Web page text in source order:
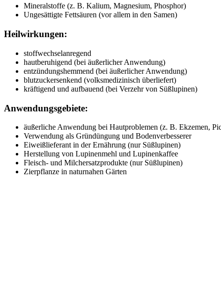
Mineralstoffe (z. B. Kalium, Magnesium, Phosphor)
Ungesättigte Fettsäuren (vor allem in den Samen)
Heilwirkungen:
stoffwechselanregend
hautberuhigend (bei äußerlicher Anwendung)
entzündungshemmend (bei äußerlicher Anwendung)
blutzuckersenkend (volksmedizinisch überliefert)
kräftigend und aufbauend (bei Verzehr von Süßlupinen)
Anwendungsgebiete:
äußerliche Anwendung bei Hautproblemen (z. B. Ekzemen,
Verwendung als Gründüngung und Bodenverbesserer
Eiweißlieferant in der Ernährung (nur Süßlupinen)
Herstellung von Lupinenmehl und Lupinenkaffee
Fleisch- und Milchersatzprodukte (nur Süßlupinen)
Zierpflanze in naturnahen Gärten